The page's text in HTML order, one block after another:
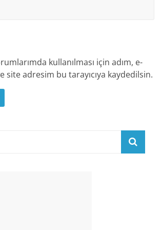
kullanılması için adım, e-
site adresim bu tarayıcıya kaydedilsin.